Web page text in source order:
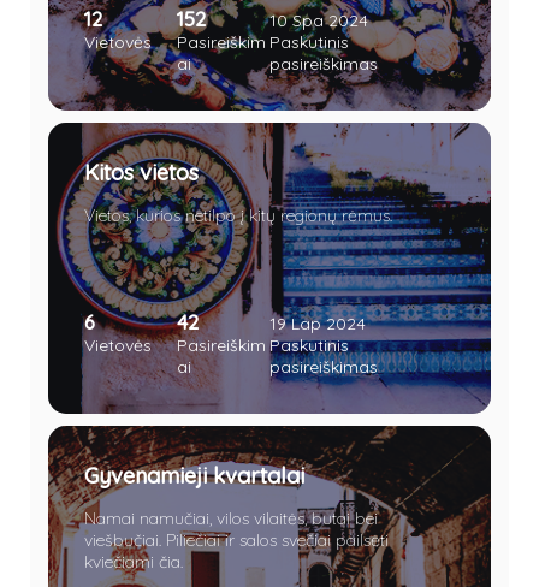
12
Vietovės
152
Pasireiškim
ai
10 Spa 2024
Paskutinis
pasireiškimas
Kitos vietos
Vietos, kurios netilpo į kitų regionų rėmus.
6
Vietovės
42
Pasireiškim
ai
19 Lap 2024
Paskutinis
pasireiškimas
Gyvenamieji kvartalai
Namai namučiai, vilos vilaitės, butai bei
viešbučiai. Piliečiai ir salos svečiai pailsėti
kviečiami čia.